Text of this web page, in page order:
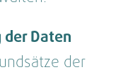
der Daten
der